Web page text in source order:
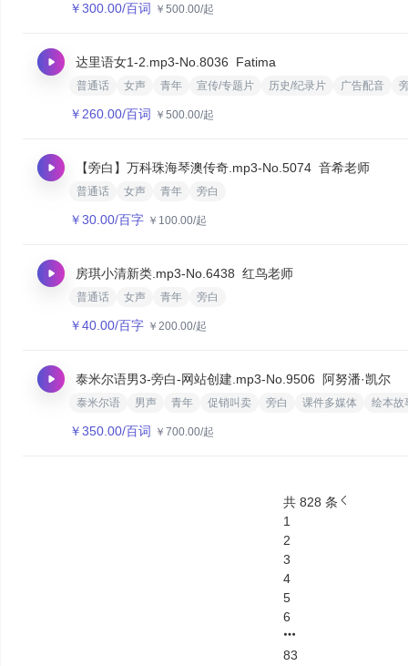
￥300.00/百词 ￥ 500.00/起
达里语女1-2.mp3-No.8036 Fatima
普通话 女声 青年 宣传/专题片 历史/纪录片 广告配音
￥ 260.00/百词 ￥ 500.00/起
【旁白】万科珠海琴澳传奇.mp3-No.5074 音希老师
普通话 女声 青年 旁白
￥30.00/百字 ￥ 100.00/起
房琪小清新类.mp3-No.6438 红鸟老师
普通话 女声 青年 旁白
￥40.00/百字 ￥ 200.00/起
泰米尔语男3-旁白-网站创建.mp3-No.9506 ‌阿努潘·凯尔
泰米尔语 男声 青年 促销叫卖 旁白 课件多媒体 绘本故
￥350.00/百词 ￥ 700.00/起
共 828 条
1
2
3
4
5
6
83